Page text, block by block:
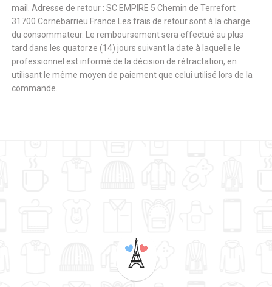
mail. Adresse de retour : SC EMPIRE 5 Chemin de Terrefort
31700 Cornebarrieu France Les frais de retour sont à la charge
du consommateur. Le remboursement sera effectué au plus
tard dans les quatorze (14) jours suivant la date à laquelle le
professionnel est informé de la décision de rétractation, en
utilisant le même moyen de paiement que celui utilisé lors de la
commande.